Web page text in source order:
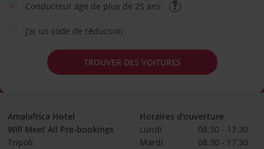
Conducteur âgé de plus de 25 ans
J’ai un code de réduction
TROUVER DES VOITURES
Amalafrica Hotel
Will Meet All Pre-bookings
Tripoli
Horaires d'ouverture
Lundi
08:30 - 17:30
Mardi
08:30 - 17:30